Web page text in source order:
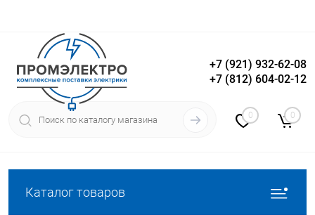
Вход Регистрация
+7 (921) 932-62-08
+7 (812) 604-02-12
0 0
Каталог товаров